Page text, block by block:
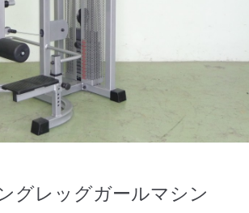
グレッグガールマシン